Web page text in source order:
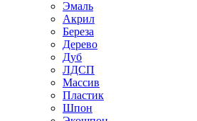
Эмаль
Акрил
Береза
Дерево
Дуб
ЛДСП
Массив
Пластик
Шпон